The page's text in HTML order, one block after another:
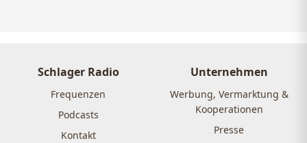
Schlager Radio
Frequenzen
Podcasts
Kontakt
Unternehmen
Werbung, Vermarktung &
Kooperationen
Presse